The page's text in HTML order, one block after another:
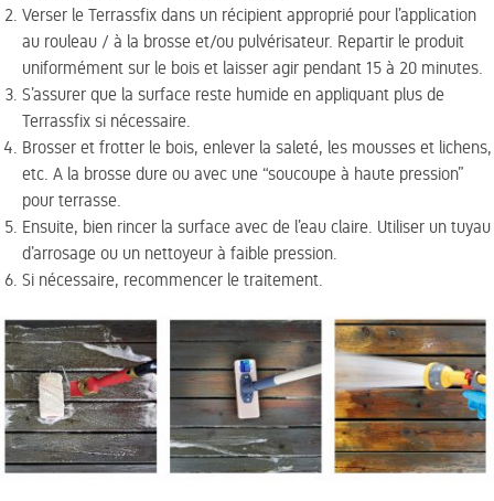
Verser le Terrassfix dans un récipient approprié pour l’application
au rouleau / à la brosse et/ou pulvérisateur. Repartir le produit
uniformément sur le bois et laisser agir pendant 15 à 20 minutes.
S’assurer que la surface reste humide en appliquant plus de
Terrassfix si nécessaire.
Brosser et frotter le bois, enlever la saleté, les mousses et lichens,
etc. A la brosse dure ou avec une “soucoupe à haute pression”
pour terrasse.
Ensuite, bien rincer la surface avec de l’eau claire. Utiliser un tuyau
d’arrosage ou un nettoyeur à faible pression.
Si nécessaire, recommencer le traitement.